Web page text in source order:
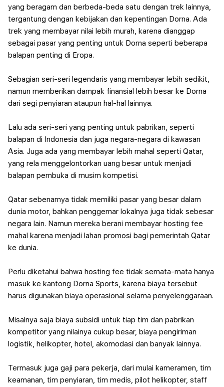
yang beragam dan berbeda-beda satu dengan trek lainnya,
tergantung dengan kebijakan dan kepentingan Dorna. Ada
trek yang membayar nilai lebih murah, karena dianggap
sebagai pasar yang penting untuk Dorna seperti beberapa
balapan penting di Eropa.
Sebagian seri-seri legendaris yang membayar lebih sedikit,
namun memberikan dampak finansial lebih besar ke Dorna
dari segi penyiaran ataupun hal-hal lainnya.
Lalu ada seri-seri yang penting untuk pabrikan, seperti
balapan di Indonesia dan juga negara-negara di kawasan
Asia. Juga ada yang membayar lebih mahal seperti Qatar,
yang rela menggelontorkan uang besar untuk menjadi
balapan pembuka di musim kompetisi.
Qatar sebenarnya tidak memiliki pasar yang besar dalam
dunia motor, bahkan penggemar lokalnya juga tidak sebesar
negara lain. Namun mereka berani membayar hosting fee
mahal karena menjadi lahan promosi bagi pemerintah Qatar
ke dunia.
Perlu diketahui bahwa hosting fee tidak semata-mata hanya
masuk ke kantong Dorna Sports, karena biaya tersebut
harus digunakan biaya operasional selama penyelenggaraan.
Misalnya saja biaya subsidi untuk tiap tim dan pabrikan
kompetitor yang nilainya cukup besar, biaya pengiriman
logistik, helikopter, hotel, akomodasi dan banyak lainnya.
Termasuk juga gaji para pekerja, dari mulai kameramen, tim
keamanan, tim penyiaran, tim medis, pilot helikopter, staff